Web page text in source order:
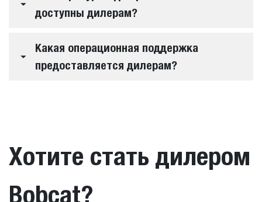
доступны дилерам?
Какая операционная поддержка
предоставляется дилерам?
Хотите стать дилером
Bobcat?